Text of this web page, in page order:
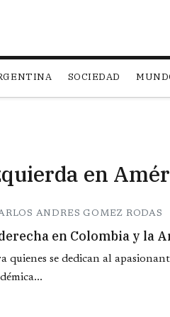
SOCIEDAD
en
ANDRES GOMEZ RODAS
en Colombia y la
quienes se dedican al